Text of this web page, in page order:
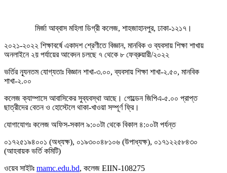
মির্জা আব্বাস মহিলা ডিগ্রী কলেজ, শাহজাহানপুর, ঢাকা-১২১৭।
২০২১-২০২২ শিক্ষাবর্ষে একাদশ শ্রেণীতে বিজ্ঞান, মানবিক ও ব্যবসায় শিক্ষা শাখায়
অনলাইনে ২য় পর্যায়ের আবেদন চলছে ৭ থেকে ৮ ফেব্রুয়ারী/২০২২
ভর্তির ন্যূনতম যোগ্যতাঃ বিজ্ঞান শাখা-৩.০০,ব্যবসায় শিক্ষা শাখা-২.৫০, মানবিক
শাখা-২.০০
কলেজ ক্যাম্পাসে আবাসিকের সুব্যবস্থা আছে। গোল্ডেন জিপিএ-৫.০০ প্রাপ্ত
ছাত্রীদের বেতন ও হোস্টেলে থাকা-খাওয়া সম্পূর্ণ ফ্রি।
যোগাযোগঃ কলেজ অফিস-সকাল ৯:০০টা থেকে বিকাল ৪:০০টা পর্যন্ত
০১৭২৫১৯৪০০১ (অধ্যক্ষ), ০১৯৩০০৪৮১০৬ (উপাধ্যক্ষ), ০১৭১২২৫৮৪৩০
(আহবায়ক ভর্তি কমিটি)
ওয়েব সাইটঃ mamc.edu.bd, কলেজ EIIN-108275